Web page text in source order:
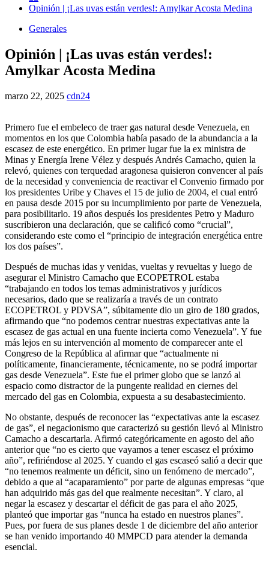
Opinión | ¡Las uvas están verdes!: Amylkar Acosta Medina
Generales
Opinión | ¡Las uvas están verdes!:
Amylkar Acosta Medina
marzo 22, 2025 cdn24
Primero fue el embeleco de traer gas natural desde Venezuela, en
momentos en los que Colombia había pasado de la abundancia a la
escasez de este energético. En primer lugar fue la ex ministra de
Minas y Energía Irene Vélez y después Andrés Camacho, quien la
relevó, quienes con terquedad aragonesa quisieron convencer al país
de la necesidad y conveniencia de reactivar el Convenio firmado por
los presidentes Uribe y Chaves el 15 de julio de 2004, el cual entró
en pausa desde 2015 por su incumplimiento por parte de Venezuela,
para posibilitarlo. 19 años después los presidentes Petro y Maduro
suscribieron una declaración, que se calificó como “crucial”,
considerando este como el “principio de integración energética entre
los dos países”.
Después de muchas idas y venidas, vueltas y revueltas y luego de
asegurar el Ministro Camacho que ECOPETROL estaba
“trabajando en todos los temas administrativos y jurídicos
necesarios, dado que se realizaría a través de un contrato
ECOPETROL y PDVSA”, súbitamente dio un giro de 180 grados,
afirmando que “no podemos centrar nuestras expectativas ante la
escasez de gas actual en una fuente incierta como Venezuela”. Y fue
más lejos en su intervención al momento de comparecer ante el
Congreso de la República al afirmar que “actualmente ni
políticamente, financieramente, técnicamente, no se podrá importar
gas desde Venezuela”. Este fue el primer globo que se lanzó al
espacio como distractor de la pungente realidad en ciernes del
mercado del gas en Colombia, expuesta a su desabastecimiento.
No obstante, después de reconocer las “expectativas ante la escasez
de gas”, el negacionismo que caracterizó su gestión llevó al Ministro
Camacho a descartarla. Afirmó categóricamente en agosto del año
anterior que “no es cierto que vayamos a tener escasez el próximo
año”, refiriéndose al 2025. Y cuando el gas escaseó salió a decir que
“no tenemos realmente un déficit, sino un fenómeno de mercado”,
debido a que al “acaparamiento” por parte de algunas empresas “que
han adquirido más gas del que realmente necesitan”. Y claro, al
negar la escasez y descartar el déficit de gas para el año 2025,
planteó que importar gas “nunca ha estado en nuestros planes”.
Pues, por fuera de sus planes desde 1 de diciembre del año anterior
se han venido importando 40 MMPCD para atender la demanda
esencial.